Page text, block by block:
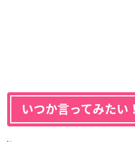
いつか言ってみたい